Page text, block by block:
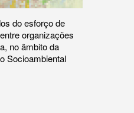
do esforço de
organizações
no âmbito da
Socioambiental